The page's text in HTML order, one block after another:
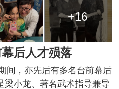
+16
后人才殒落
间，亦先后有多名台前幕后
梁小龙、著名武术指导兼导